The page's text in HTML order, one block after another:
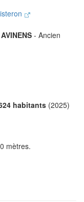
- Ancien
habitants (2025)
mètres.